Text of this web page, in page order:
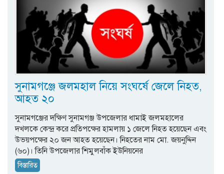
সুনামগঞ্জে জলমহাল নিয়ে সংঘর্ষে জেলে নিহত,
আহত ২০
সুনামগঞ্জের দক্ষিণ সুনামগঞ্জ উপজেলার ধামাই জলমহালের
দখলকে কেন্দ্র করে প্রতিপক্ষের হামলায় ১ জেলে নিহত হয়েছেন এবং
উভয়পক্ষের ২০ জন আহত হয়েছেন। নিহতের নাম মো. জয়নুদ্দিন
(৬০)। তিনি উপজেলার শিমুলবাঁক ইউনিয়নের
বিস্তারিত